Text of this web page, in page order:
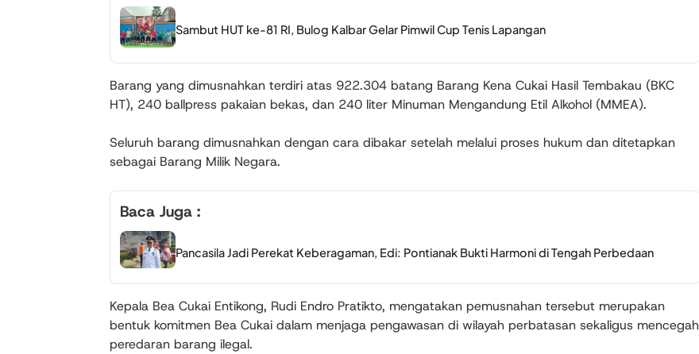
Sambut HUT ke-81 RI, Bulog Kalbar Gelar Pimwil Cup Tenis Lapangan
Barang yang dimusnahkan terdiri atas 922.304 batang Barang Kena Cukai Hasil Tembakau (BKC
HT), 240 ballpress pakaian bekas, dan 240 liter Minuman Mengandung Etil Alkohol (MMEA).
Seluruh barang dimusnahkan dengan cara dibakar setelah melalui proses hukum dan ditetapkan
sebagai Barang Milik Negara.
Baca Juga :
Pancasila Jadi Perekat Keberagaman, Edi: Pontianak Bukti Harmoni di Tengah Perbedaan
Kepala Bea Cukai Entikong, Rudi Endro Pratikto, mengatakan pemusnahan tersebut merupakan
bentuk komitmen Bea Cukai dalam menjaga pengawasan di wilayah perbatasan sekaligus mencegah
peredaran barang ilegal.